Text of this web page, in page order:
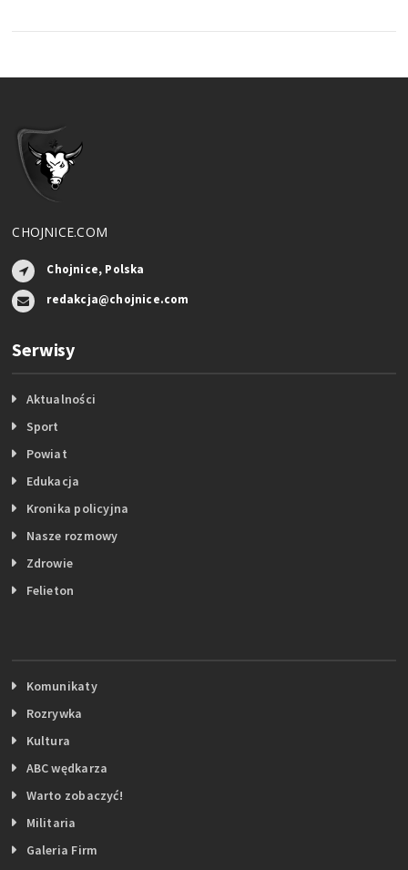
CHOJNICE.COM
Chojnice, Polska
redakcja@chojnice.com
Serwisy
Aktualności
Sport
Powiat
Edukacja
Kronika policyjna
Nasze rozmowy
Zdrowie
Felieton
Komunikaty
Rozrywka
Kultura
ABC wędkarza
Warto zobaczyć!
Militaria
Galeria Firm